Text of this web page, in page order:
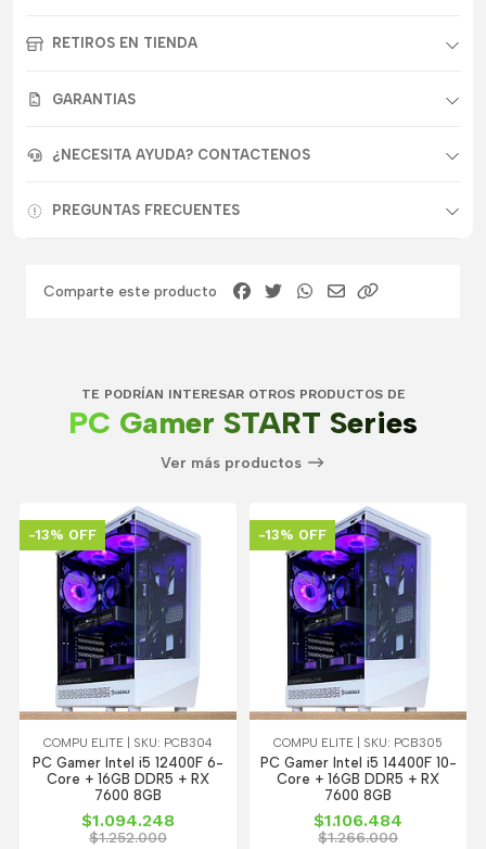
RETIROS EN TIENDA
GARANTIAS
¿NECESITA AYUDA? CONTACTENOS
PREGUNTAS FRECUENTES
Comparte este producto
TE PODRÍAN INTERESAR OTROS PRODUCTOS DE
PC Gamer START Series
Ver más productos
-13% OFF
COMPU ELITE | SKU: PCB304
PC Gamer Intel i5 12400F 6-
Core + 16GB DDR5 + RX
7600 8GB
$1.094.248
$1.252.000
-13% OFF
COMPU ELITE | SKU: PCB305
PC Gamer Intel i5 14400F 10-
Core + 16GB DDR5 + RX
7600 8GB
$1.106.484
$1.266.000